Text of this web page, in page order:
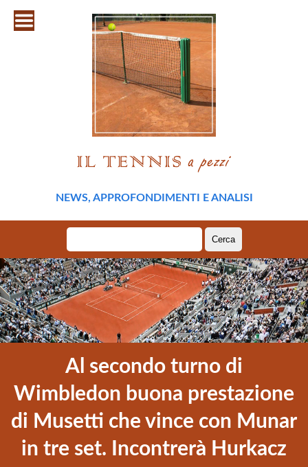
NEWS, APPROFONDIMENTI E ANALISI
per:
Al secondo turno di
Wimbledon buona prestazione
di Musetti che vince con Munar
in tre set. Incontrerà Hurkacz